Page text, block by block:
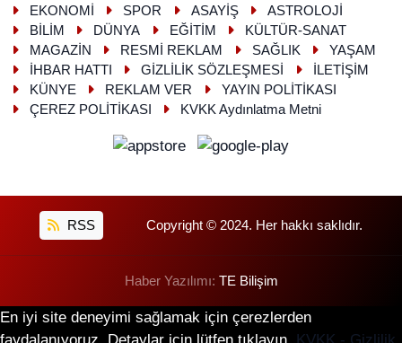
EKONOMİ
SPOR ASAYİŞ
ASTROLOJİ
BİLİM
DÜNYA EĞİTİM
KÜLTÜR-SANAT
MAGAZİN
RESMİ REKLAM SAĞLIK
YAŞAM
İHBAR HATTI
GİZLİLİK SÖZLEŞMESİ
İLETİŞİM
KÜNYE
REKLAM VER
YAYIN POLİTİKASI
ÇEREZ POLİTİKASI
KVKK Aydınlatma Metni
RSS Copyright © 2024. Her hakkı saklıdır.
Haber Yazılımı: TE Bilişim
En iyi site deneyimi sağlamak için çerezlerden